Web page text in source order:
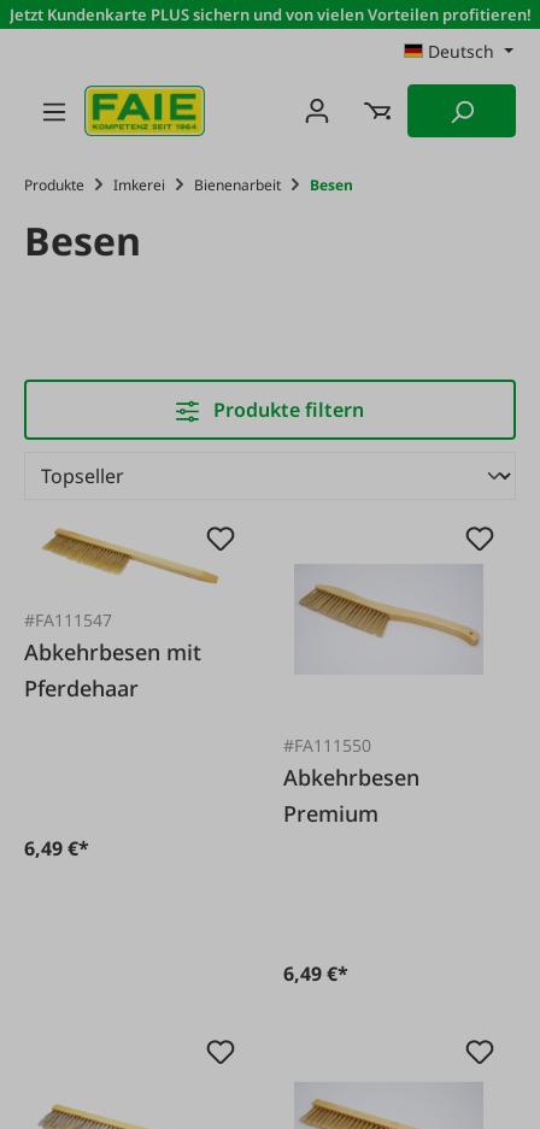
Zum Hauptinhalt springen
Jetzt Kundenkarte PLUS sichern und von vielen Vorteilen profitieren!
Deutsch
Produkte Imkerei Bienenarbeit Besen
Besen
Produkte filtern
#FA111547
Abkehrbesen mit
Pferdehaar
6,49 €*
#FA111550
Abkehrbesen
Premium
6,49 €*